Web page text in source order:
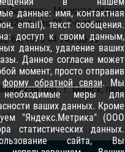
Беларусь, Минская
32а, офис 25, 2-й этаж
64, +375 44 743-30-39
обл., г. Минск,
данные: имя, контактная
email), текст сообщения.
доступ к своим данным,
данных, удаление ваших
Данное согласие может
момент, просто отправив
форму обратной связи. Мы
меры для
ваших данных. Кроме
"Яндекс.Метрика" (ООО
статистических данных.
сайта, Вы